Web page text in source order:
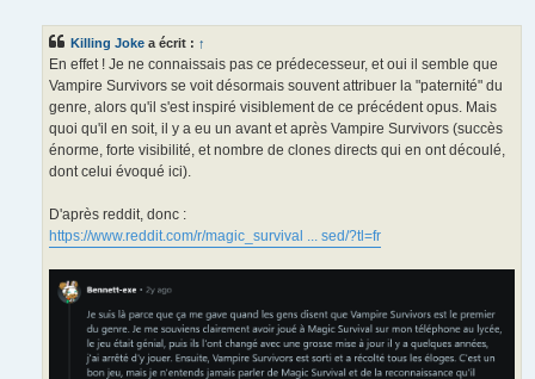
Killing Joke a écrit : ↑
En effet ! Je ne connaissais pas ce prédecesseur, et oui il semble que
Vampire Survivors se voit désormais souvent attribuer la "paternité" du
genre, alors qu'il s'est inspiré visiblement de ce précédent opus. Mais
quoi qu'il en soit, il y a eu un avant et après Vampire Survivors (succès
énorme, forte visibilité, et nombre de clones directs qui en ont découlé,
dont celui évoqué ici).
D'après reddit, donc :
https://www.reddit.com/r/magic_survival ... sed/?tl=fr